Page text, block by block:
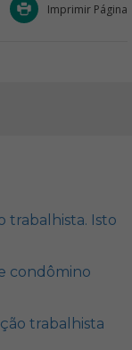
Imprimir Página
trabalhista. Isto
condômino
trabalhista